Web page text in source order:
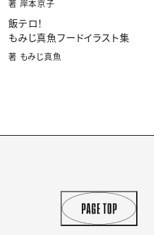
著 岸本京子
飯テロ！
もみじ真魚フードイラスト集
著 もみじ真魚